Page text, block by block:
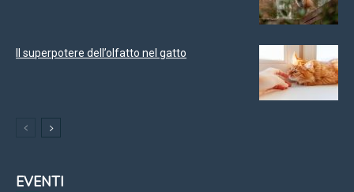
Il superpotere dell’olfatto nel gatto
EVENTI